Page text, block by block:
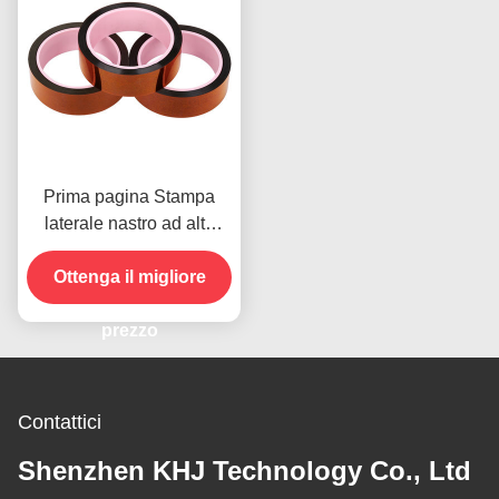
Prima pagina Stampa
laterale nastro ad alta
temperatura per il
prodotto in magazzino
Ottenga il migliore
prezzo
Contattici
Shenzhen KHJ Technology Co., Ltd